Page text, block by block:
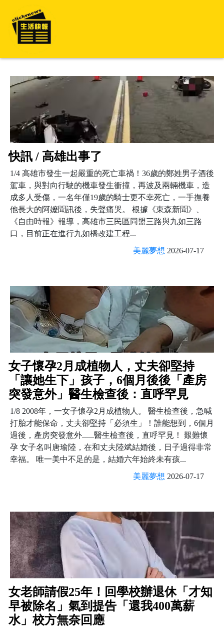
快訊 / 高雄出事了
1/4 高雄市發生一起嚴重的死亡車禍！36歲的鄭姓男子酒後
駕車，與對向行駛的機車發生衝撞，再波及兩輛機車，造
成多人受傷，一名年僅19歲的騎士更不幸死亡，一手撫養
他長大的阿嬤聞訊後，失聲痛哭。 根據《東森新聞》、
《自由時報》報導，高雄市三民區同盟三路與九如三路
口，目前正在進行九如橋改建工程...
美麗夢想 2026-07-17
女子懷孕2月成植物人，丈夫卻堅持
「讓她生下」孩子，6個月後後「產房
突發意外」醫生檢查後：直呼罕見
1/8 2008年，一女子懷孕2月成植物人。 醫生檢查後，急喊
打胎才能保命，丈夫卻堅持「必須生」！誰能想到，6個月
過後，產房突發意外......醫生檢查後，直呼罕見！ 艱難懷
孕 女子名叫唐瑜陸，在和丈夫陸斌結婚後，日子過得非常
幸福。 唯一美中不足的是，結婚六年始終未有孩...
美麗夢想 2026-07-17
女老師請假25年！回學校辦退休「才知
早被除名」氣到提告「還我400萬薪
水」校方無奈回應